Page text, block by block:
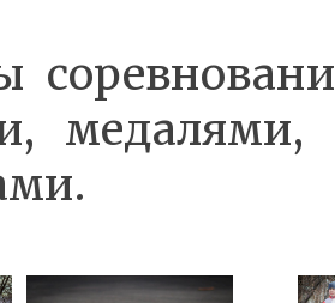
медалями,